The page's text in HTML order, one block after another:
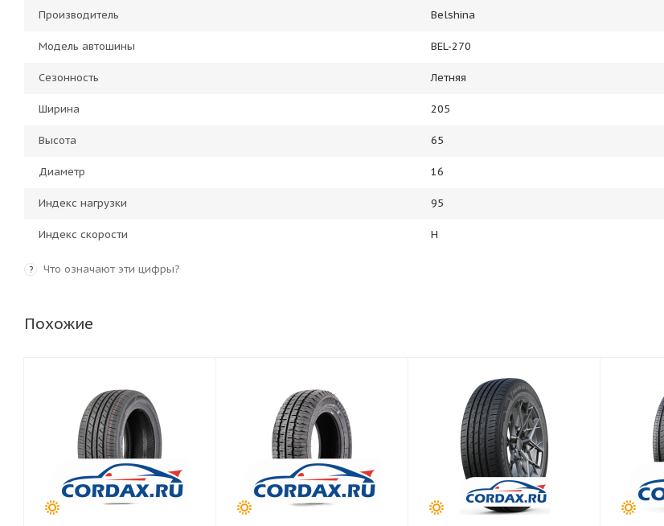
Производитель Belshina
Модель автошины BEL-270
Сезонность Летняя
Ширина 205
Высота 65
Диаметр 16
Индекс нагрузки 95
Индекс скорости H
? Что означают эти цифры?
Похожие